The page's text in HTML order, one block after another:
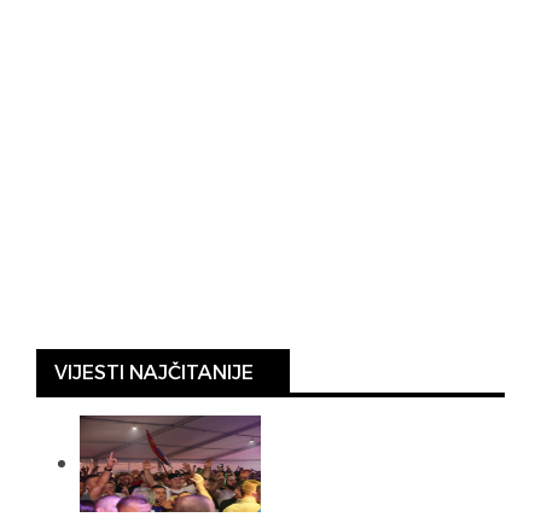
VIJESTI NAJČITANIJE